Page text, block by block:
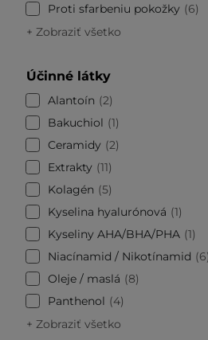
Proti sfarbeniu pokožky
6
+ Zobraziť všetko
Účinné látky
Alantoín
2
Bakuchiol
1
Ceramidy
2
Extrakty
11
Kolagén
5
Kyselina hyalurónová
1
Kyseliny AHA/BHA/PHA 1
Niacínamid / Nikotínamid
6
Oleje / maslá
8
Panthenol
4
+ Zobraziť všetko